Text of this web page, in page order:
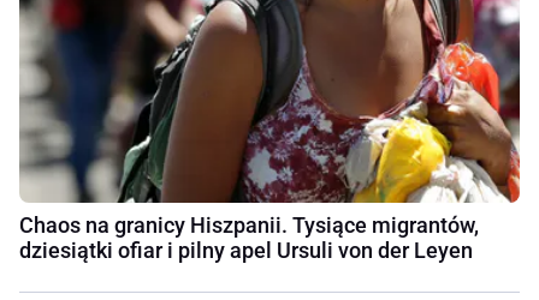
Chaos na granicy Hiszpanii. Tysiące migrantów,
dziesiątki ofiar i pilny apel Ursuli von der Leyen